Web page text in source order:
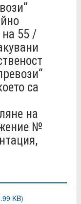
55 /
са
на
№
KB)